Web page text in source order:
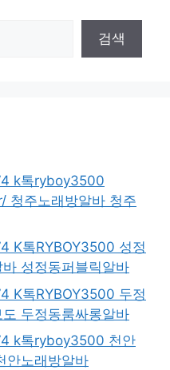
검색
k톡ryboy3500
청주노래방알바 청주
K톡RYBOY3500 성정
성정동퍼블릭알바
K톡RYBOY3500 두정
두정동룸싸롱알바
k톡ryboy3500 천안
안노래방알바